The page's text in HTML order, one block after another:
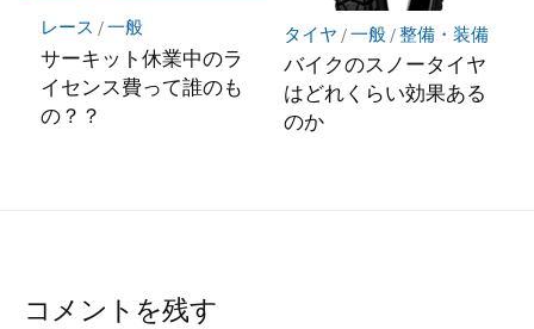
レース /一般
サーキット休業中のラ
イセンス費って誰のも
の？？
タイヤ /一般/整備・装備
バイクのスノータイヤ
はどれくらい効果ある
のか
コメントを残す